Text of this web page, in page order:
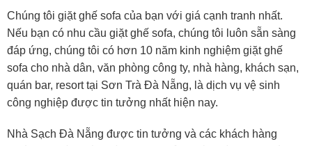
Chúng tôi giặt ghế sofa của bạn với giá cạnh tranh nhất.
Nếu bạn có nhu cầu giặt ghế sofa, chúng tôi luôn sẵn sàng
đáp ứng, chúng tôi có hơn 10 năm kinh nghiệm giặt ghế
sofa cho nhà dân, văn phòng công ty, nhà hàng, khách sạn,
quán bar, resort tại Sơn Trà Đà Nẵng, là dịch vụ vệ sinh
công nghiệp được tin tưởng nhất hiện nay.
Nhà Sạch Đà Nẵng được tin tưởng và các khách hàng